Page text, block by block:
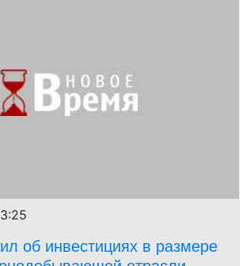
об инвестициях в размере